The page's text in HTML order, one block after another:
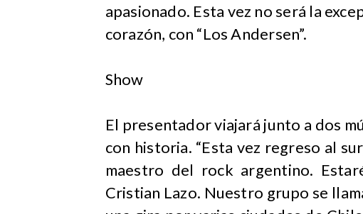
apasionado. Esta vez no será la
corazón, con “Los Andersen”.
Show
El presentador viajará junto a dos
con historia. “Esta vez regreso al
maestro del rock argentino.
Cristian Lazo. Nuestro grupo se